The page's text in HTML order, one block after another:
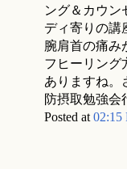
ング＆カウン
ディ寄りの講
腕肩首の痛み
フヒーリング
ありますね。
防摂取勉強会
Posted at 02:15